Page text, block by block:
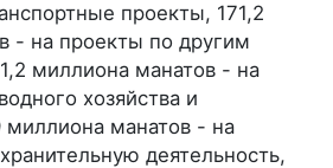
проекты, 171,2
- на проекты по другим
миллиона манатов - на
хозяйства и
манатов - на
деятельность,